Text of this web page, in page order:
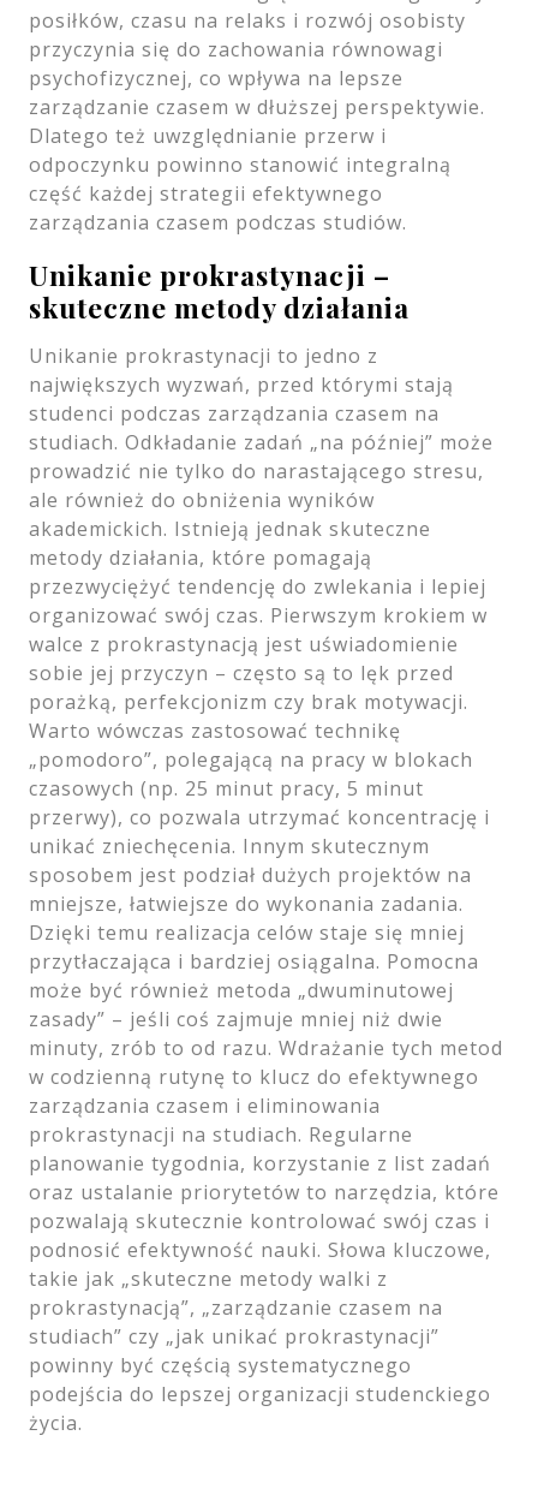
posiłków, czasu na relaks i rozwój osobisty
przyczynia się do zachowania równowagi
psychofizycznej, co wpływa na lepsze
zarządzanie czasem w dłuższej perspektywie.
Dlatego też uwzględnianie przerw i
odpoczynku powinno stanowić integralną
część każdej strategii efektywnego
zarządzania czasem podczas studiów.
Unikanie prokrastynacji –
skuteczne metody działania
Unikanie prokrastynacji to jedno z
największych wyzwań, przed którymi stają
studenci podczas zarządzania czasem na
studiach. Odkładanie zadań „na później” może
prowadzić nie tylko do narastającego stresu,
ale również do obniżenia wyników
akademickich. Istnieją jednak skuteczne
metody działania, które pomagają
przezwyciężyć tendencję do zwlekania i lepiej
organizować swój czas. Pierwszym krokiem w
walce z prokrastynacją jest uświadomienie
sobie jej przyczyn – często są to lęk przed
porażką, perfekcjonizm czy brak motywacji.
Warto wówczas zastosować technikę
„pomodoro”, polegającą na pracy w blokach
czasowych (np. 25 minut pracy, 5 minut
przerwy), co pozwala utrzymać koncentrację i
unikać zniechęcenia. Innym skutecznym
sposobem jest podział dużych projektów na
mniejsze, łatwiejsze do wykonania zadania.
Dzięki temu realizacja celów staje się mniej
przytłaczająca i bardziej osiągalna. Pomocna
może być również metoda „dwuminutowej
zasady” – jeśli coś zajmuje mniej niż dwie
minuty, zrób to od razu. Wdrażanie tych metod
w codzienną rutynę to klucz do efektywnego
zarządzania czasem i eliminowania
prokrastynacji na studiach. Regularne
planowanie tygodnia, korzystanie z list zadań
oraz ustalanie priorytetów to narzędzia, które
pozwalają skutecznie kontrolować swój czas i
podnosić efektywność nauki. Słowa kluczowe,
takie jak „skuteczne metody walki z
prokrastynacją”, „zarządzanie czasem na
studiach” czy „jak unikać prokrastynacji”
powinny być częścią systematycznego
podejścia do lepszej organizacji studenckiego
życia.